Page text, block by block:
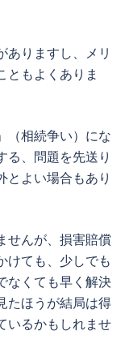
ありますし、メリ
ともよくありま
（相続争い）にな
る、問題を先送り
とよい場合もあり
せんが、損害賠償
けても、少しでも
なくても早く解決
たほうが結局は得
いるかもしれませ